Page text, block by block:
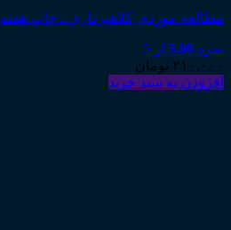
مطالعه موردی کلاهبرداری ـ چاپ هفتم
نمره 5.00 از 5
۲۱۰,۰۰۰ تومان
افزودن به سبد خرید